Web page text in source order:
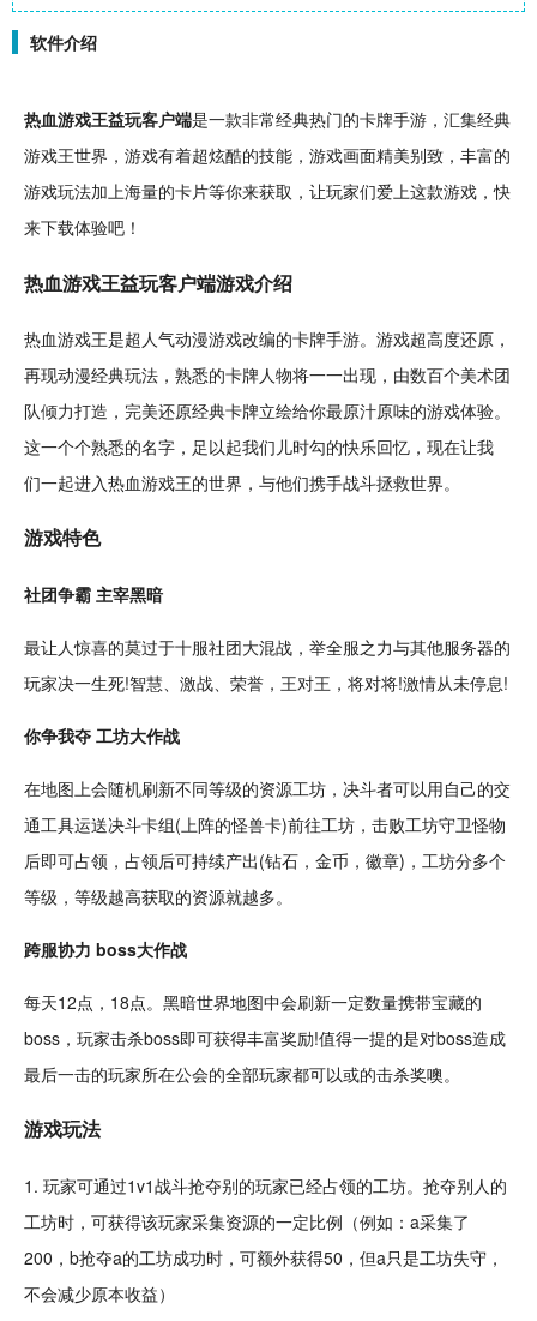
软件介绍
热血游戏王益玩客户端是一款非常经典热门的卡牌手游 ，汇集经典
游戏王世界，游戏有着超炫酷的技能 ，游戏画面精美别致，丰富的
游戏玩法加上海量的卡片等你来获取，让玩家们爱上这款游戏，快
来下载体验吧！
热血游戏王益玩客户端游戏介绍
热血游戏王是超人气动漫游戏改编的卡牌手游。游戏超高度还原，
再现动漫经典玩法，熟悉的卡牌人物将一一出现，由数百个美术团
队倾力打造，完美还原经典卡牌立绘给你最原汁原味的游戏体验。
这一个个熟悉的名字，足以起我们儿时勾的快乐回忆，现在让我
们一起进入热血游戏王的世界，与他们携手战斗拯救世界。
游戏特色
社团争霸 主宰黑暗
最让人惊喜的莫过于十服社团大混战，举全服之力与其他服务器的
玩家决一生死!智慧、激战、荣誉，王对王，将对将!激情从未停息!
你争我夺 工坊大作战
在地图上会随机刷新不同等级的资源工坊，决斗者可以用自己的交
通工具运送决斗卡组(上阵的怪兽卡)前往工坊，击败工坊守卫怪物
后即可占领，占领后可持续产出(钻石 ， 金币 ，徽章)，工坊分多个
等级，等级越高获取的资源就越多。
跨服协力 boss大作战
每天12点，18点。黑暗世界地图中会刷新一定数量携带宝藏的
boss，玩家击杀boss即可获得丰富奖励!值得一提的是对boss造成
最后一击的玩家所在公会的全部玩家都可以或的击杀奖噢。
游戏玩法
1. 玩家可通过1v1战斗抢夺别的玩家已经占领的工坊。抢夺别人的
工坊时，可获得该玩家采集资源的一定比例（例如：a采集了
200，b抢夺a的工坊成功时，可额外获得50，但a只是工坊失守，
不会减少原本收益）